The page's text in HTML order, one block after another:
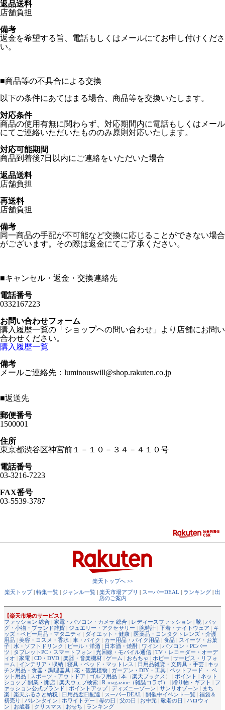
返品送料
店舗負担
備考
返金を希望する旨、電話もしくはメールにてお申し付けくださ
い。
■商品等の不具合による交換
以下の条件にあてはまる場合、商品等を交換いたします。
対応条件
商品の使用有無に関わらず、対応期間内に電話もしくはメール
にてご連絡いただいたもののみ原則対応いたします。
対応可能期間
商品到着後7日以内にご連絡をいただいた場合
返品送料
店舗負担
再送料
店舗負担
備考
同一商品の手配が不可能など交換に応じることができない場合
がございます。その際は返金にてご了承ください。
■キャンセル・返金・交換連絡先
電話番号
0332167223
お問い合わせフォーム
購入履歴一覧の「ショップヘの問い合わせ」より店舗にお問い
合わせください。
購入履歴一覧
備考
メールご連絡先：luminouswill@shop.rakuten.co.jp
■返送先
郵便番号
1500001
住所
東京都渋谷区神宮前１－１０－３４－４１０号
電話番号
03-3216-7223
FAX番号
03-5539-3787
楽天トップへ >>
楽天トップ| 特集一覧 | ジャンル一覧 | 楽天市場アプリ | スーパーDEAL | ランキング | 出
店のご案内
【楽天市場のサービス】
ファッション 総合 | 家電・パソコン・カメラ 総合 | レディースファッション | 靴 | バッ
グ・小物・ブランド雑貨 | ジュエリー・アクセサリー | 腕時計 | 下着・ナイトウェア | キ
ッズ・ベビー用品・マタニティ | ダイエット・健康 | 医薬品・コンタクトレンズ・介護
用品 | 美容・コスメ・香水 | 車・バイク | カー用品・バイク用品 | 食品 | スイーツ・お菓
子 | 水・ソフトドリンク | ビール・洋酒 | 日本酒・焼酎 | ワイン | パソコン・PCパー
ツ | タブレットPC・スマートフォン | 光回線・モバイル通信 | TV・レコーダー・オーデ
ィオ | 家電 | CD・DVD | 楽器・音楽機材 | ゲーム | おもちゃ | ホビー | サービス・リフォ
ーム | インテリア・収納 | 寝具・ベッド・マットレス | 日用品雑貨・文房具・手芸 | キッ
チン用品・食器・調理器具 | 花・観葉植物 | ガーデン・DIY・工具 | ペットフード ・ ペ
ット用品 | スポーツ・アウトドア | ゴルフ用品 | 本 （楽天ブックス ） | ポイント | ネット
ショップ 開業・開店 | 楽天ウェブ検索 | R-magazine（雑誌コラボ） | 贈り物・ギフト | フ
ァッション公式ブランド | ポイントアップ| ディズニーゾーン | サンリオゾーン | まち
楽 | 楽天ふるさと納税 | 日用品翌日配達 | スーパーDEAL | 開催中イベント一覧 | 福袋＆
初売り | バレンタイン | ホワイトデー | 母の日 | 父の日 | お中元 | 敬老の日 | ハロウィ
ン | お歳暮 | クリスマス | おせち | ランキング